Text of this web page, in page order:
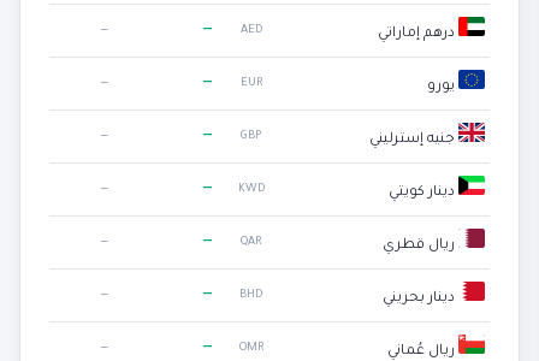
درهم إماراتي AED
—
—
يورو EUR
—
—
جنيه إسترليني GBP
—
—
دينار كويتي KWD
—
—
ريال قطري QAR
—
—
دينار بحريني BHD
—
—
ريال عُماني OMR
—
—